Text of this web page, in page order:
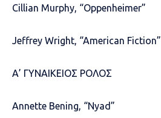
Cillian Murphy, “Oppenheimer”
Jeffrey Wright, “American Fiction”
Α’ ΓΥΝΑΙΚΕΙΟΣ ΡΟΛΟΣ
Annette Bening, “Nyad”